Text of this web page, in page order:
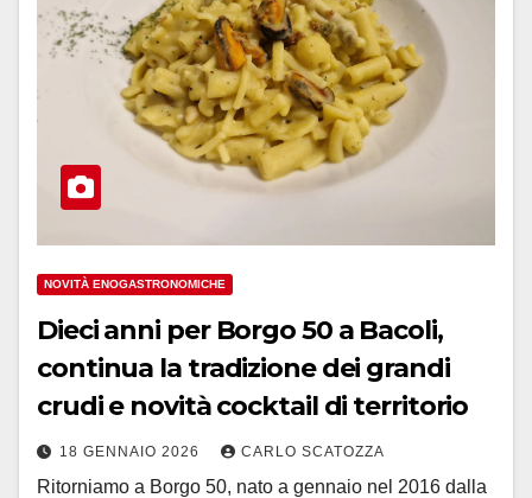
NOVITÀ ENOGASTRONOMICHE
Dieci anni per Borgo 50 a Bacoli,
continua la tradizione dei grandi
crudi e novità cocktail di territorio
18 GENNAIO 2026 CARLO SCATOZZA
Ritorniamo a Borgo 50, nato a gennaio nel 2016 dalla